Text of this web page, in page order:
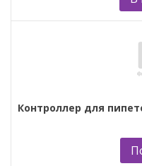
Контроллер для